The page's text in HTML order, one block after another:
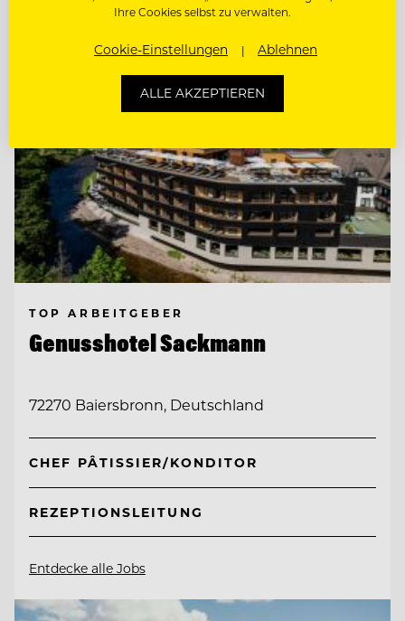
TOP ARBEITGEBER
Genusshotel Sackmann
72270 Baiersbronn, Deutschland
CHEF PÂTISSIER/KONDITOR
REZEPTIONSLEITUNG
Entdecke alle Jobs
Ihre Cookies selbst zu verwalten.
Cookie-Einstellungen Ablehnen
ALLE AKZEPTIEREN